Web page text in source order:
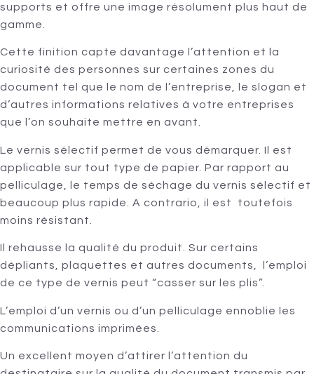
supports et offre une image résolument plus haut de
gamme.
Cette finition capte davantage l’attention et la
curiosité des personnes sur certaines zones du
document tel que le nom de l’entreprise, le slogan et
d’autres informations relatives à votre entreprises
que l’on souhaite mettre en avant.
Le vernis sélectif permet de vous démarquer. Il est
applicable sur tout type de papier. Par rapport au
pelliculage, le temps de séchage du vernis sélectif et
beaucoup plus rapide. A contrario, il est toutefois
moins résistant.
Il rehausse la qualité du produit. Sur certains
dépliants, plaquettes et autres documents, l’emploi
de ce type de vernis peut “casser sur les plis”.
L’emploi d’un vernis ou d’un pelliculage ennoblie les
communications imprimées.
Un excellent moyen d’attirer l’attention du